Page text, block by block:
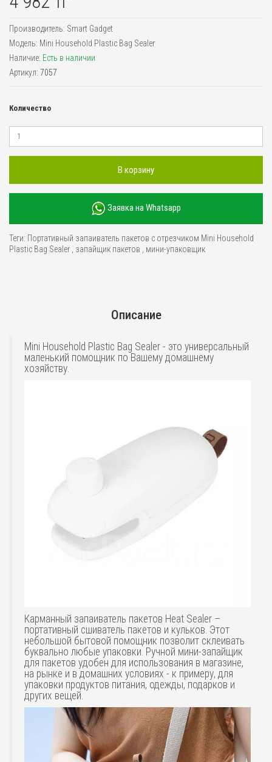
Производитель: Smart Gadget
Модель: Mini Household Plastic Bag Sealer
Наличие: Есть в наличии
Артикул: 7057
Количество
В корзину
Заявка на Whatsapp
Теги: Портативный запаиватель пакетов с отрезчиком Mini Household
Plastic Bag Sealer
запайщик пакетов мини-упаковщик
Описание
Mini Household Plastic Bag Sealer - это универсальный
маленький помощник по Вашему домашнему
хозяйству.
Карманный запаиватель пакетов Heat Sealer –
портативный сшиватель пакетов и кульков. Этот
небольшой бытовой помощник позволит склеивать
буквально любые упаковки. Ручной мини-запайщик
для пакетов удобен для использования в магазине,
на рынке и в домашних условиях - к примеру, для
упаковки продуктов питания, одежды, подарков и
других вещей.